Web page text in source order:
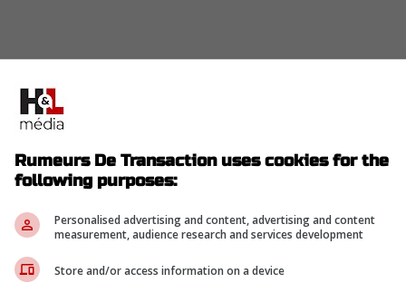
Rumeurs De Transaction uses cookies for the
following purposes:
Personalised advertising and content, advertising and content
measurement, audience research and services development
Store and/or access information on a device